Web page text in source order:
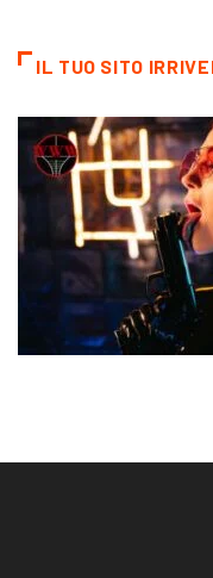
IL TUO SITO